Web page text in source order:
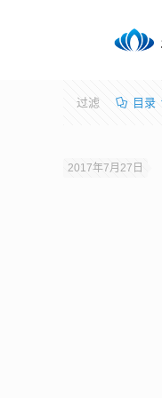
过滤 目录
2017年7月27日